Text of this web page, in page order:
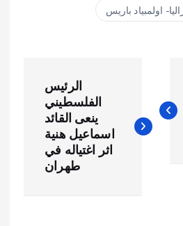
اولمبياد باريس
الرئيس
الفلسطيني
ينعى القائد
اسماعيل هنية
اثر اغتياله في
طهران